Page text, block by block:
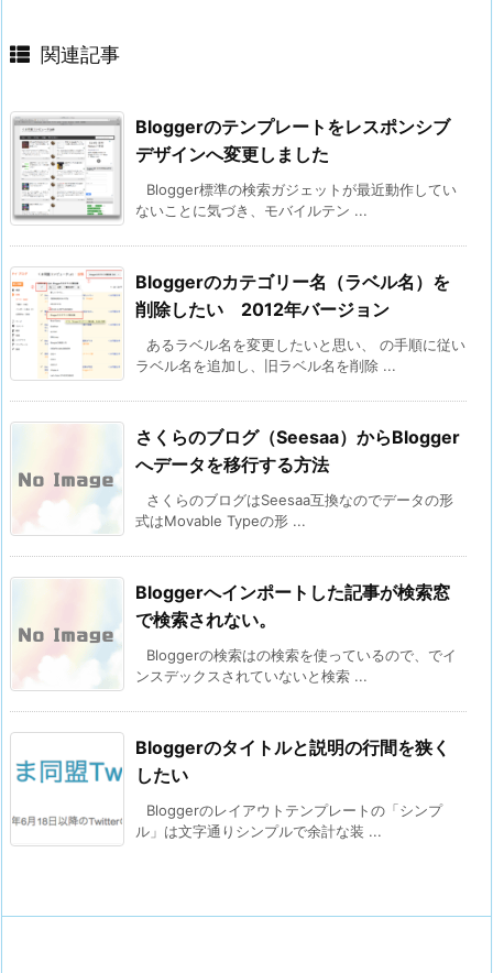
関連記事
Bloggerのテンプレートをレスポンシブ
デザインへ変更しました
Blogger標準の検索ガジェットが最近動作してい
ないことに気づき、モバイルテン ...
Bloggerのカテゴリー名（ラベル名）を
削除したい 2012年バージョン
あるラベル名を変更したいと思い、 の手順に従い
ラベル名を追加し、旧ラベル名を削除 ...
さくらのブログ（Seesaa）からBlogger
へデータを移行する方法
さくらのブログはSeesaa互換なのでデータの形
式はMovable Typeの形 ...
Bloggerへインポートした記事が検索窓
で検索されない。
Bloggerの検索はの検索を使っているので、でイ
ンスデックスされていないと検索 ...
Bloggerのタイトルと説明の行間を狭く
したい
Bloggerのレイアウトテンプレートの「シンプ
ル」は文字通りシンプルで余計な装 ...